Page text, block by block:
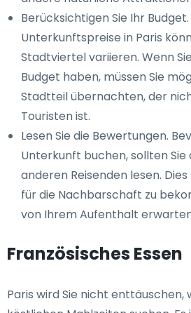
Berücksichtigen Sie Ihr Budget.
Unterkunftspreise in Paris
Stadtviertel variieren. Wenn
Budget haben, müssen Sie
Stadtteil übernachten, der
Touristen ist.
Lesen Sie die Bewertungen.
Unterkunft buchen, sollten
anderen Reisenden lesen.
für die Nachbarschaft zu
von Ihrem Aufenthalt
Französisches Essen
Paris wird Sie nicht enttäuschen,